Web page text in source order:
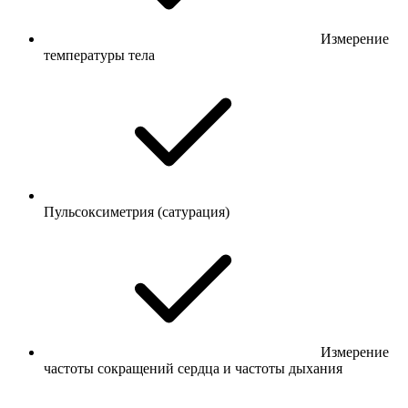
Измерение
температуры тела
Пульсоксиметрия (сатурация)
Измерение
частоты сокращений сердца и частоты дыхания